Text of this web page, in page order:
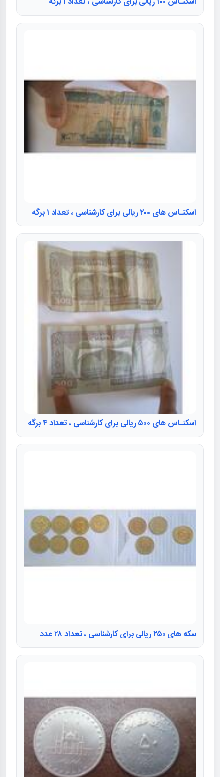
اسکنـاس های ۲۰۰ ریالی برای کارشناسی ، تعداد ۱ برگه
اسکنـاس های ۵۰۰ ریالی برای کارشناسی ، تعداد ۴ برگه
سکه های ۲۵۰ ریالی برای کارشناسی ، تعداد ۲۸ عدد